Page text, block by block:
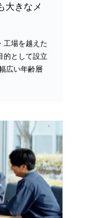
大きなメ
工場を越えた
的として設立
広い年齢層